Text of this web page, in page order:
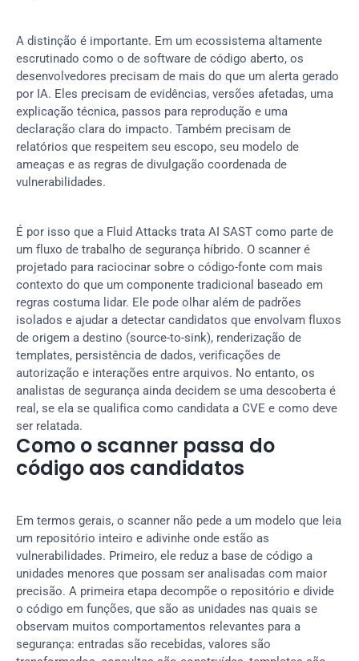
A distinção é importante. Em um ecossistema altamente
escrutinado como o de software de código aberto, os
desenvolvedores precisam de mais do que um alerta gerado
por IA. Eles precisam de evidências, versões afetadas, uma
explicação técnica, passos para reprodução e uma
declaração clara do impacto. Também precisam de
relatórios que respeitem seu escopo, seu modelo de
ameaças e as regras de divulgação coordenada de
vulnerabilidades.
É por isso que a Fluid Attacks trata AI SAST como parte de
um fluxo de trabalho de segurança híbrido. O scanner é
projetado para raciocinar sobre o código-fonte com mais
contexto do que um componente tradicional baseado em
regras costuma lidar. Ele pode olhar além de padrões
isolados e ajudar a detectar candidatos que envolvam fluxos
de origem a destino (source-to-sink), renderização de
templates, persistência de dados, verificações de
autorização e interações entre arquivos. No entanto, os
analistas de segurança ainda decidem se uma descoberta é
real, se ela se qualifica como candidata a CVE e como deve
ser relatada.
Como o scanner passa do
código aos candidatos
Em termos gerais, o scanner não pede a um modelo que leia
um repositório inteiro e adivinhe onde estão as
vulnerabilidades. Primeiro, ele reduz a base de código a
unidades menores que possam ser analisadas com maior
precisão. A primeira etapa decompõe o repositório e divide
o código em funções, que são as unidades nas quais se
observam muitos comportamentos relevantes para a
segurança: entradas são recebidas, valores são